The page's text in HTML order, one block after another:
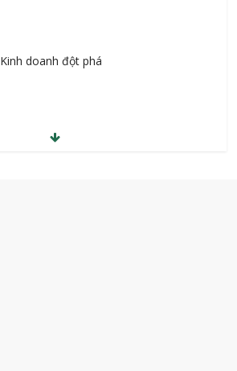
Kinh doanh đột phá
Kiếm tiền Youtube từ quảng cáo